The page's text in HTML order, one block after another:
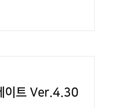
이트 Ver.4.30